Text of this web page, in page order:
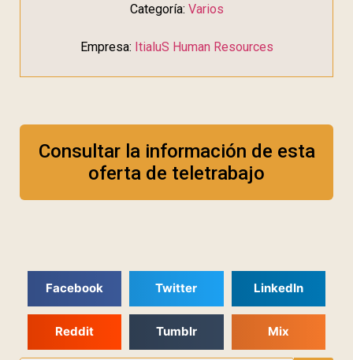
Categoría: Varios
Empresa: ItialuS Human Resources
Consultar la información de esta
oferta de teletrabajo
Facebook Twitter LinkedIn
Reddit Tumblr Mix